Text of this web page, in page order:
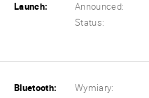
Launch: Announced:
Status:
Bluetooth: Wymiary: